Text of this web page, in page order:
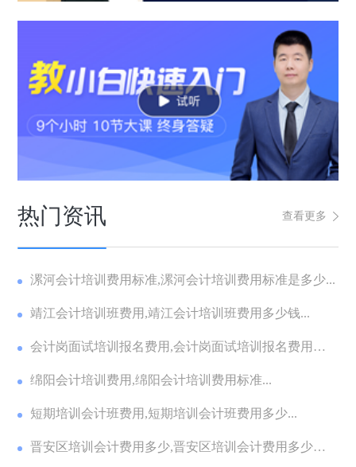
热门资讯 查看更多
漯河会计培训费用标准,漯河会计培训费用标准是多少...
靖江会计培训班费用,靖江会计培训班费用多少钱...
会计岗面试培训报名费用,会计岗面试培训报名费用多
少...绵阳会计培训费用,绵阳会计培训费用标准...
短期培训会计班费用,短期培训会计班费用多少...
晋安区培训会计费用多少,晋安区培训会计费用多少钱